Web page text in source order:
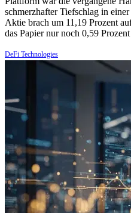
schmerzhafter Tiefschlag in
Aktie brach um 11,19 Prozent
das Papier nur noch 0,59
DeFi Technologies